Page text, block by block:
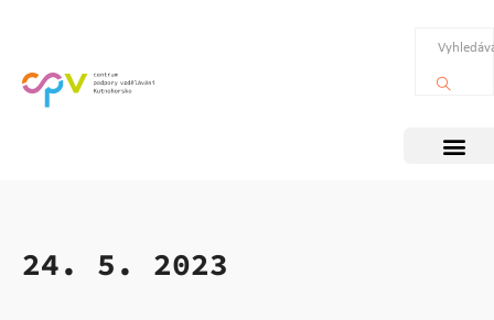
24. 5. 2023